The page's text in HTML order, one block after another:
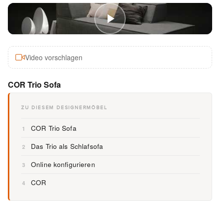
Video vorschlagen
COR Trio Sofa
ZU DIESEM DESIGNERMÖBEL
1 COR Trio Sofa
2 Das Trio als Schlafsofa
3 Online konfigurieren
4 COR